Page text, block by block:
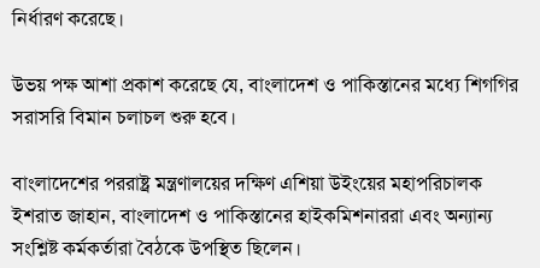
নির্ধারণ করেছে।
উভয় পক্ষ আশা প্রকাশ করেছে যে, বাংলাদেশ ও পাকিস্তানের মধ্যে শিগগির
সরাসরি বিমান চলাচল শুরু হবে।
বাংলাদেশের পররাষ্ট্র মন্ত্রণালয়ের দক্ষিণ এশিয়া উইংয়ের মহাপরিচালক
ইশরাত জাহান, বাংলাদেশ ও পাকিস্তানের হাইকমিশনাররা এবং অন্যান্য
সংশ্লিষ্ট কর্মকর্তারা বৈঠকে উপস্থিত ছিলেন।